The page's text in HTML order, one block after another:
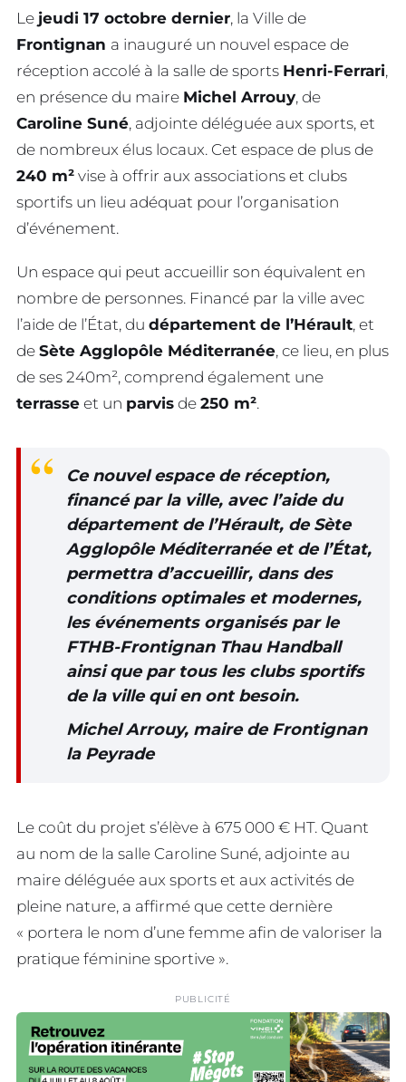
Le jeudi 17 octobre dernier, la Ville de
Frontignan a inauguré un nouvel espace de
réception accolé à la salle de sports Henri-Ferrari,
en présence du maire Michel Arrouy, de
Caroline Suné, adjointe déléguée aux sports, et
de nombreux élus locaux. Cet espace de plus de
240 m² vise à offrir aux associations et clubs
sportifs un lieu adéquat pour l’organisation
d’événement.
Un espace qui peut accueillir son équivalent en
nombre de personnes. Financé par la ville avec
l’aide de l’État, du département de l’Hérault, et
de Sète Agglopôle Méditerranée, ce lieu, en plus
de ses 240m², comprend également une
terrasse et un parvis de 250 m².
Ce nouvel espace de réception,
financé par la ville, avec l’aide du
département de l’Hérault, de Sète
Agglopôle Méditerranée et de l’État,
permettra d’accueillir, dans des
conditions optimales et modernes,
les événements organisés par le
FTHB-Frontignan Thau Handball
ainsi que par tous les clubs sportifs
de la ville qui en ont besoin.
Michel Arrouy, maire de Frontignan
la Peyrade
Le coût du projet s’élève à 675 000 € HT. Quant
au nom de la salle Caroline Suné, adjointe au
maire déléguée aux sports et aux activités de
pleine nature, a affirmé que cette dernière
« portera le nom d’une femme afin de valoriser la
pratique féminine sportive ».
PUBLICITÉ